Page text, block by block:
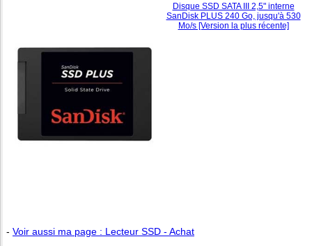
Disque SSD SATA III 2,5" interne
SanDisk PLUS 240 Go, jusqu'à 530
Mo/s [Version la plus récente]
- Voir aussi ma page : Lecteur SSD - Achat